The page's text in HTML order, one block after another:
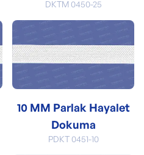
DKTM 0450-25
10 MM Parlak Hayalet
Dokuma
PDKT 0451-10